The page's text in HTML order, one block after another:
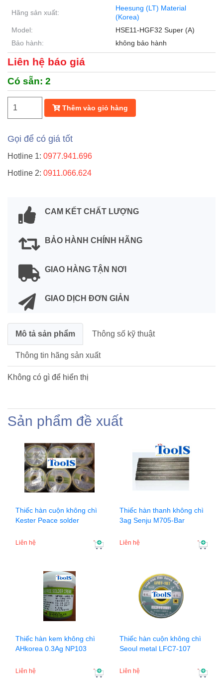
Hãng sản xuất:
Heesung (LT) Material
(Korea)
Model:
HSE11-HGF32 Super (A)
Bảo hành:
không bảo hành
Liên hệ báo giá
Có sẵn: 2
Thêm vào giỏ hàng
Gọi để có giá tốt
Hotline 1: 0977.941.696
Hotline 2: 0911.066.624
CAM KẾT CHẤT LƯỢNG
BẢO HÀNH CHÍNH HÃNG
GIAO HÀNG TẬN NƠI
GIAO DỊCH ĐƠN GIẢN
Mô tả sản phẩm Thông số kỹ thuật
Thông tin hãng sản xuất
Không có gì để hiển thị
Sản phẩm đề xuất
Thiếc hàn cuộn không chì
Kester Peace solder
Liên hệ
Thiếc hàn thanh không chì
3ag Senju M705-Bar
Liên hệ
Thiếc hàn kem không chì
AHkorea 0.3Ag NP103
Liên hệ
Thiếc hàn cuộn không chì
Seoul metal LFC7-107
Liên hệ